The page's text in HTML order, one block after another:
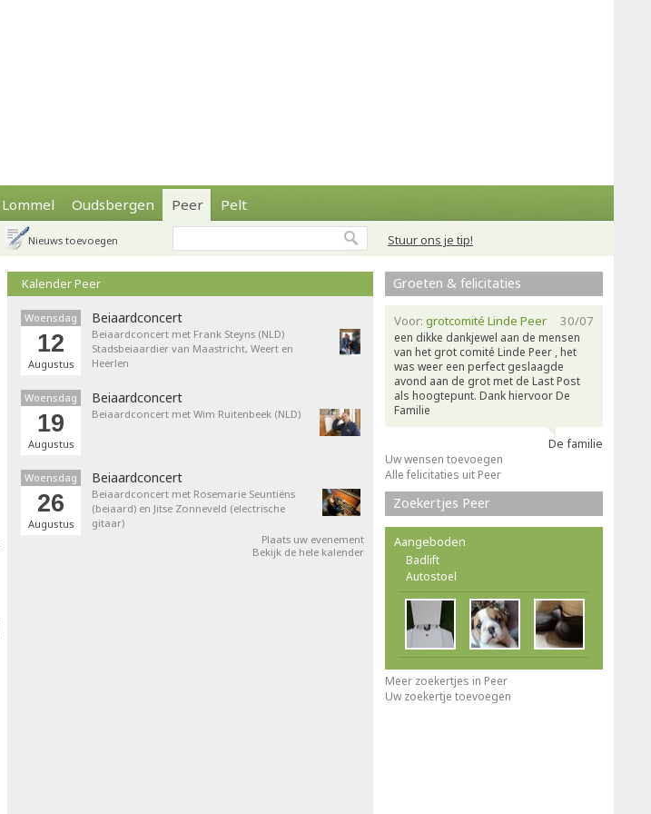
Lommel Oudsbergen Peer Pelt
Stuur ons je tip!
Nieuws toevoegen
Kalender Peer
Woensdag
12
Augustus
Beiaardconcert
Beiaardconcert met Frank Steyns (NLD)
Stadsbeiaardier van Maastricht, Weert en
Heerlen
Woensdag
19
Augustus
Beiaardconcert
Beiaardconcert met Wim Ruitenbeek (NLD)
Woensdag
26
Augustus
Beiaardconcert
Beiaardconcert met Rosemarie Seuntiëns
(beiaard) en Jitse Zonneveld (electrische
gitaar)
Plaats uw evenement
Bekijk de hele kalender
Groeten & felicitaties
30/07
Voor: grotcomité Linde Peer
een dikke dankjewel aan de mensen
van het grot comité Linde Peer , het
was weer een perfect geslaagde
avond aan de grot met de Last Post
als hoogtepunt. Dank hiervoor De
Familie
De familie
Uw wensen toevoegen
Alle felicitaties uit Peer
Zoekertjes Peer
Aangeboden
Badlift
Autostoel
Meer zoekertjes in Peer
Uw zoekertje toevoegen